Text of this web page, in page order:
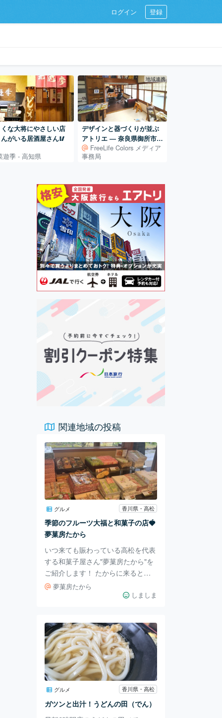
ログイン 登録
な大将にやさしい店
んがいる居酒屋さん🥢
遊季 - 高知県
地域連携
デザインと器づくりが並ぶ
アトリエ ― 奈良県御所市の
古民家での活動
FreeLife Colors メディア
事務局
関連地域の投稿
グルメ 香川県・高松
季節のフルーツ大福と和菓子の店🍓
夢菓房たから
いつ来ても賑わっている高松を代表
する和菓子屋さん"夢菓房たから"を
ご紹介します！ たからに来るとい
つも買うのはやっぱり季節のフルー
ツ大福🍓 定番のいちご大福は甘い
っぱさを引き立てます。 さらに季
節によって限定のフルーツ大福が魅
力！ 今が旬の柿大福や栗大福、み
かん大福と様々なフルーツ大福が並
びます。 日持ちのする和菓子もあ
るので手土産にもぴったり！ 次は
なんのフルーツ大福があるか行くた
びに楽しみになりますね♩
夢菓房たから
しましま
グルメ 香川県・高松
ガツンと出汁！うどんの田（でん）